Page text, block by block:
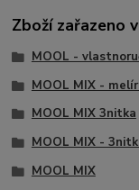
Zboží zařazeno
MOOL -
MOOL MIX -
MOOL MIX 3nitka
MOOL MIX -
MOOL MIX